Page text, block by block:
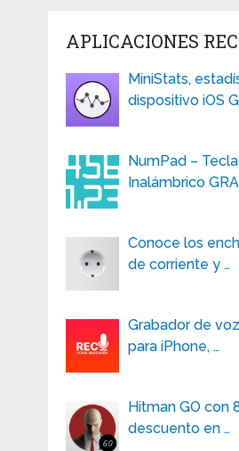
APLICACIONES
MiniStats,
dispositivo iOS
NumPad –
Inalámbrico
Conoce los
de corriente y …
Grabador de
para iPhone, …
Hitman GO con
descuento en …